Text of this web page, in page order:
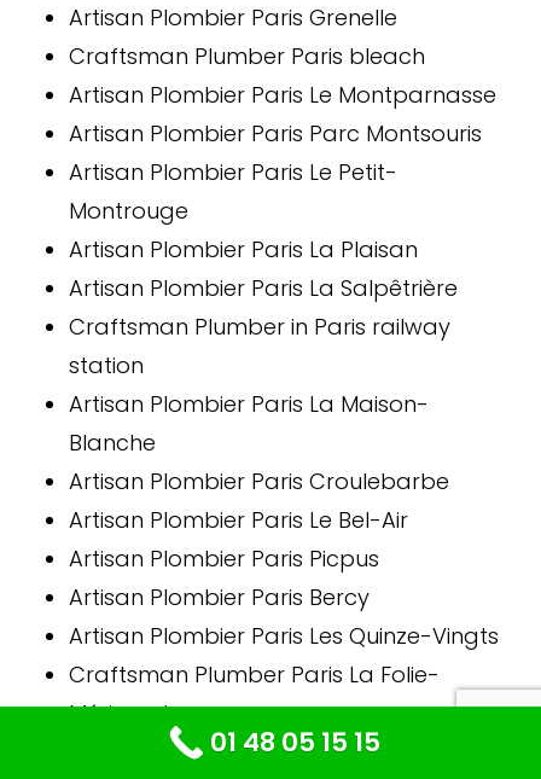
Artisan Plombier Paris Grenelle
Craftsman Plumber Paris bleach
Artisan Plombier Paris Le Montparnasse
Artisan Plombier Paris Parc Montsouris
Artisan Plombier Paris Le Petit-
Montrouge
Artisan Plombier Paris La Plaisan
Artisan Plombier Paris La Salpêtrière
Craftsman Plumber in Paris railway
station
Artisan Plombier Paris La Maison-
Blanche
Artisan Plombier Paris Croulebarbe
Artisan Plombier Paris Le Bel-Air
Artisan Plombier Paris Picpus
Artisan Plombier Paris Bercy
Artisan Plombier Paris Les Quinze-Vingts
Craftsman Plumber Paris La Folie-
Méricourt
Artisan Plombier Paris Saint-Ambroise
01 48 05 15 15